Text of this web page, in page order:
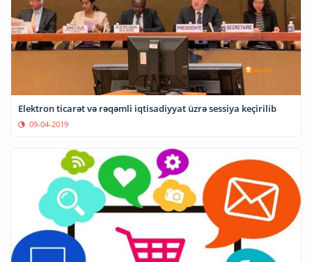
Elektron ticarət və rəqəmli iqtisadiyyat üzrə sessiya keçirilib
09-04-2019